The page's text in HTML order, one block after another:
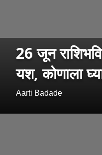
26 जून
यश, कोणाला
Aarti Badade